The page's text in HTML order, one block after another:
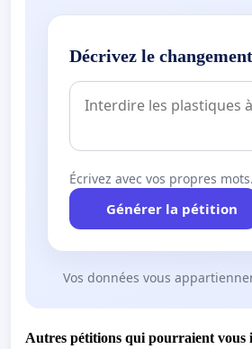
Décrivez le
Écrivez avec vos propres
Générer la pétition
Vos données vous
Autres pétitions qui pourraient vous